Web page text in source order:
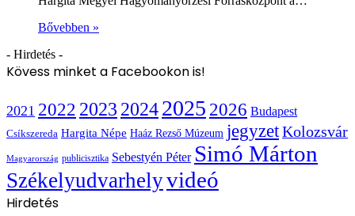
Bővebben »
- Hirdetés -
Kövess minket a Facebookon is!
2021 2022 2023 20242025 2026 Budapest
Csíkszereda Hargita Népe Haáz Rezső Múzeum jegyzetKolozsvár
Magyarország publicisztika Sebestyén Péter Simó Márton
Székelyudvarhelyvideó
Hirdetés